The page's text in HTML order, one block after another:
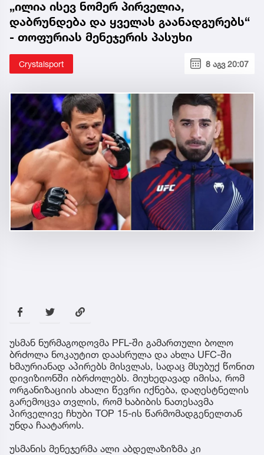
„ილია ისევ ნომერ პირველია,
დაბრუნდება და ყველას გაანადგურებს“
- თოფურიას მენეჯერის პასუხი
Crystalsport 8 აგვ 20:07
უსმან ნურმაგოდოვმა PFL-ში გამართული ბოლო
ბრძოლა ნოკაუტით დაასრულა და ახლა UFC-ში
ხმაურიანად აპირებს მისვლას, სადაც მსუბუქ წონით
დივიზიონში იბრძოლებს. მიუხედავად იმისა, რომ
ორგანიზაციის ახალი წევრი იქნება, დაღესტნელის
გარემოცვა თვლის, რომ ხაბიბის ნათესავმა
პირველივე ჩხუბი TOP 15-ის წარმომადგენელთან
უნდა ჩაატაროს.
უსმანის მენეჯერმა ალი აბდელაზიზმა კი